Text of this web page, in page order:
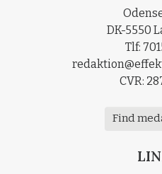
DK-5550
Tlf:
CVR:
Find